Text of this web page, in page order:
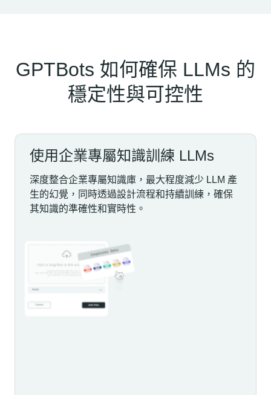
GPTBots 如何確保 LLMs 的
穩定性與可控性
使用企業專屬知識訓練 LLMs
深度整合企業專屬知識庫，最大程度減少 LLM 產
生的幻覺，同時透過設計流程和持續訓練，確保
其知識的準確性和實時性。